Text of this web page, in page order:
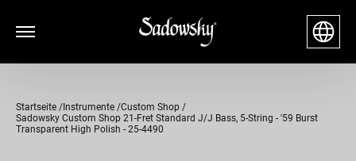
Startseite Instrumente Custom Shop
Sadowsky Custom Shop 21-Fret Standard J/J Bass, 5-String - '59 Burst
Transparent High Polish - 25-4490